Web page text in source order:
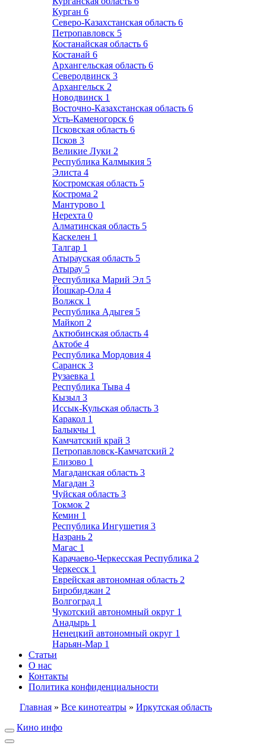
Курган 6
Северо-Казахстанская область 6
Петропавловск 5
Костанайская область 6
Костанай 6
Архангельская область 6
Северодвинск 3
Архангельск 2
Новодвинск 1
Восточно-Казахстанская область 6
Усть-Каменогорск 6
Псковская область 6
Псков 3
Великие Луки 2
Республика Калмыкия 5
Элиста 4
Костромская область 5
Кострома 2
Мантурово 1
Нерехта 0
Алматинская область 5
Каскелен 1
Талгар 1
Атырауская область 5
Атырау 5
Республика Марий Эл 5
Йошкар-Ола 4
Волжск 1
Республика Адыгея 5
Майкоп 2
Актюбинская область 4
Актобе 4
Республика Мордовия 4
Саранск 3
Рузаевка 1
Республика Тыва 4
Кызыл 3
Иссык-Кульская область 3
Каракол 1
Балыкчы 1
Камчатский край 3
Петропавловск-Камчатский 2
Елизово 1
Магаданская область 3
Магадан 3
Чуйская область 3
Токмок 2
Кемин 1
Республика Ингушетия 3
Назрань 2
Магас 1
Карачаево-Черкесская Республика 2
Черкесск 1
Еврейская автономная область 2
Биробиджан 2
Волгоград 1
Чукотский автономный округ 1
Анадырь 1
Ненецкий автономный округ 1
Нарьян-Мар 1
Статьи
О нас
Контакты
Политика конфиденциальности
Главная » Все кинотеатры » Иркутская область
Кино инфо